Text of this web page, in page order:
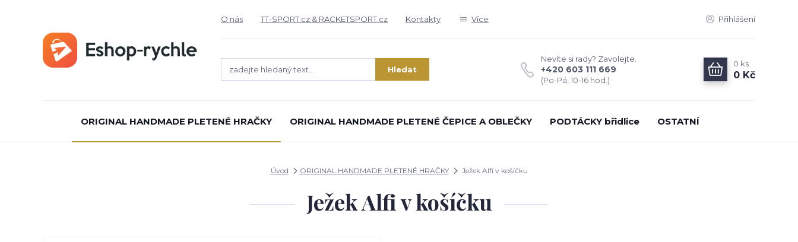
O nás TT-SPORT.cz & RACKETSPORT.cz Kontakty Více Přihlášení
Hledat
Nevíte si rady? Zavolejte.
+420 603 111 669
(Po-Pá, 10-16 hod.)
0 ks
0 Kč
ORIGINAL HANDMADE PLETENÉ HRAČKY ORIGINAL HANDMADE PLETENÉ ČEPICE A OBLEČKY PODTÁCKY břidlice OSTATNÍ
Úvod ORIGINAL HANDMADE PLETENÉ HRAČKY Ježek Alfi v košíčku
Ježek Alfi v košíčku